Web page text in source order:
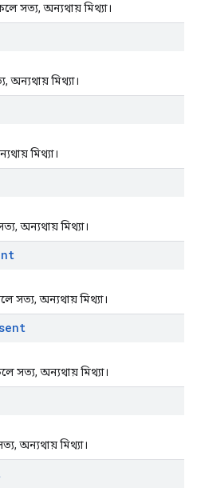
সত্য, অন্যথায় মিথ্যা।
অন্যথায় মিথ্যা।
মিথ্যা।
অন্যথায় মিথ্যা।
সত্য, অন্যথায় মিথ্যা।
সত্য, অন্যথায় মিথ্যা।
অন্যথায় মিথ্যা।